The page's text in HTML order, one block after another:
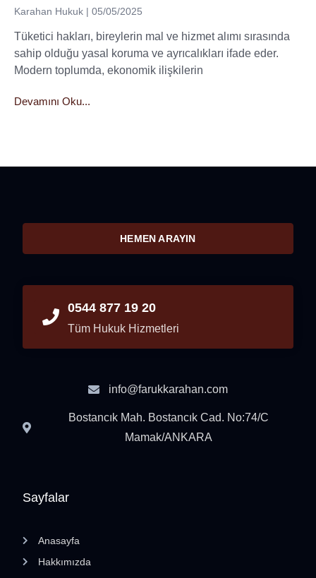
Karahan Hukuk 05/05/2025
Tüketici hakları, bireylerin mal ve hizmet alımı sırasında
sahip olduğu yasal koruma ve ayrıcalıkları ifade eder.
Modern toplumda, ekonomik ilişkilerin
Devamını Oku...
Sayfalar
Anasayfa
Hakkımızda
HEMEN ARAYIN
0544 877 19 20
Tüm Hukuk Hizmetleri
info@farukkarahan.com
Bostancık Mah. Bostancık Cad. No:74/C
Mamak/ANKARA